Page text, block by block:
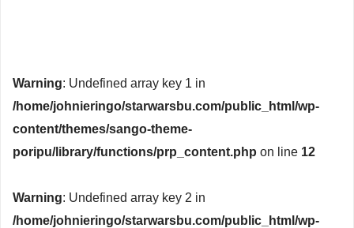
Warning: Undefined array key 1 in
/home/johnieringo/starwarsbu.com/public_html/wp-
content/themes/sango-theme-
poripu/library/functions/prp_content.php on line 12
Warning: Undefined array key 2 in
/home/johnieringo/starwarsbu.com/public_html/wp-